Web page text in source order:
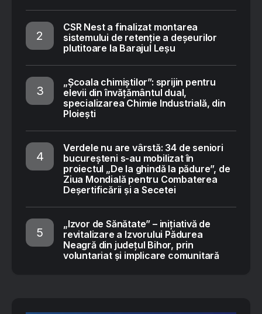
CSR Nest a finalizat montarea
sistemului de retenție a deșeurilor
plutitoare la Barajul Leșu
„Școala chimiștilor”: sprijin pentru
elevii din învățământul dual,
specializarea Chimie Industrială, din
Ploiești
Verdele nu are vârstă: 34 de seniori
bucureșteni s-au mobilizat în
proiectul „De la ghindă la pădure”, de
Ziua Mondială pentru Combaterea
Deșertificării și a Secetei
„Izvor de Sănătate” – inițiativă de
revitalizare a Izvorului Pădurea
Neagră din județul Bihor, prin
voluntariat și implicare comunitară